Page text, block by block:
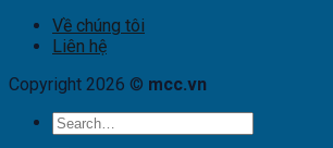
Về chúng tôi
Liên hệ
Copyright 2026 © mcc.vn